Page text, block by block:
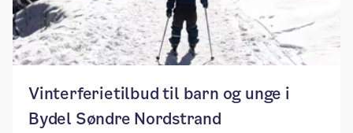
Vinterferietilbud til barn og unge i
Bydel Søndre Nordstrand